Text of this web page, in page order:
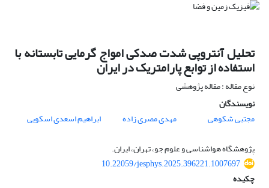
تحلیل آنتروپی شدت صدکی امواج گرمایی تابستانه با
استفاده از توابع پارامتریک در ایران
نوع مقاله : مقاله پژوهشی
نویسندگان
مجتبی شکوهی
مهدی مصری زاده
ابراهیم اسعدی اسکویی
پژوهشگاه هواشناسی و علوم جو، تهران، ایران.
10.22059/jesphys.2025.396221.1007697
چکیده